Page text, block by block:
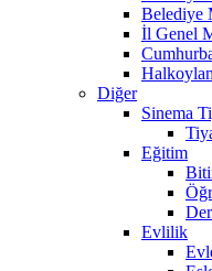
Belediye
İl Genel
Diğer
Sinema
Eğitim
Evlilik